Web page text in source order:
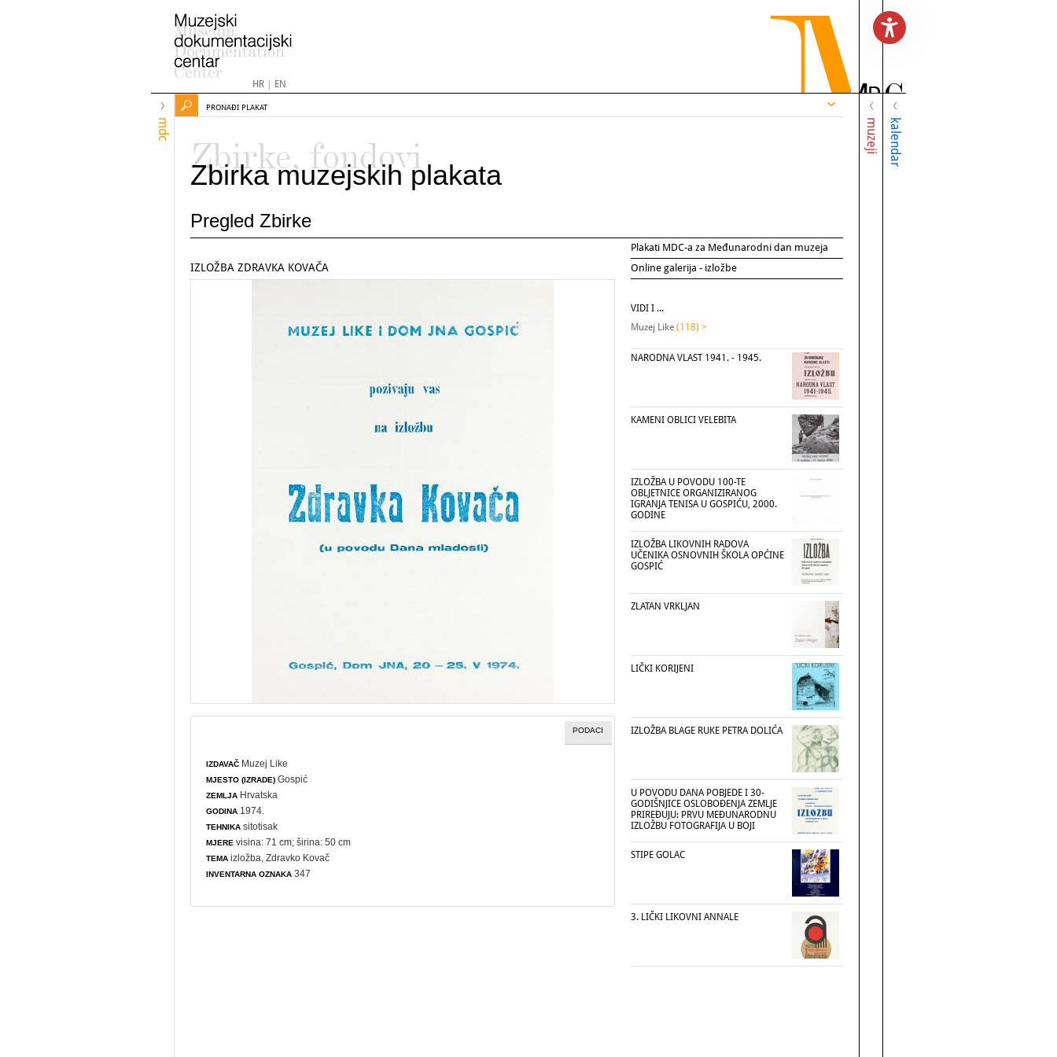
HR| EN
mdc muzeji kalendar
PRONAĐI PLAKAT
Zbirke, fondovi
Zbirka muzejskih plakata
Pregled Zbirke
Plakati MDC-a za Međunarodni dan muzeja
Online galerija - izložbe
IZLOŽBA ZDRAVKA KOVAČA
PODACI
IZDAVAČ Muzej Like
MJESTO (IZRADE) Gospić
ZEMLJA Hrvatska
GODINA 1974.
TEHNIKA sitotisak
MJERE visina: 71 cm; širina: 50 cm
TEMA izložba , Zdravko Kovač
INVENTARNA OZNAKA 347
VIDI I ...
Muzej Like (118) >
NARODNA VLAST 1941. - 1945.
KAMENI OBLICI VELEBITA
IZLOŽBA U POVODU 100-TE
OBLJETNICE ORGANIZIRANOG
IGRANJA TENISA U GOSPIĆU, 2000.
GODINE
IZLOŽBA LIKOVNIH RADOVA
UČENIKA OSNOVNIH ŠKOLA OPĆINE
GOSPIĆ
ZLATAN VRKLJAN
LIČKI KORIJENI
IZLOŽBA BLAGE RUKE PETRA DOLIĆA
U POVODU DANA POBJEDE I 30-
GODIŠNJICE OSLOBOĐENJA ZEMLJE
PRIREĐUJU: PRVU MEĐUNARODNU
IZLOŽBU FOTOGRAFIJA U BOJI
STIPE GOLAC
3. LIČKI LIKOVNI ANNALE